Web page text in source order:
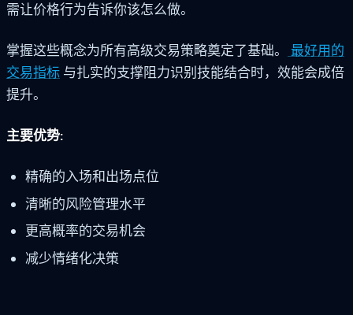
需让价格行为告诉你该怎么做。
掌握这些概念为所有高级交易策略奠定了基础。
最好用的
交易指标 与扎实的支撑阻力识别技能结合时，效能会成倍
提升。
主要优势:
精确的入场和出场点位
清晰的风险管理水平
更高概率的交易机会
减少情绪化决策